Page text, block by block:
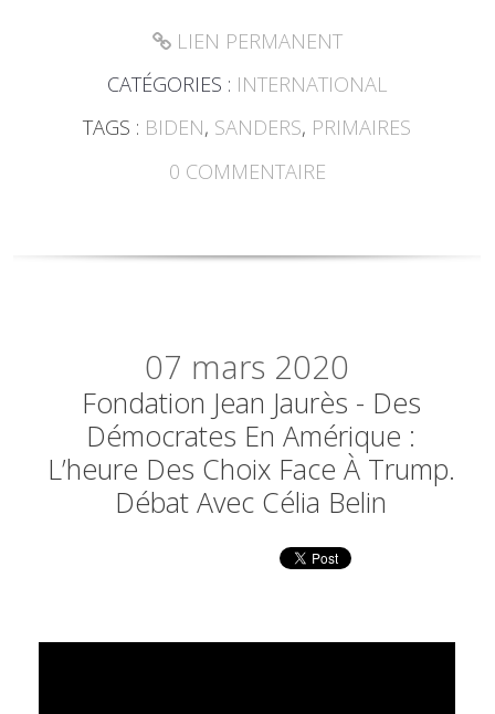
LIEN PERMANENT
CATÉGORIES : INTERNATIONAL
TAGS : BIDEN, SANDERS, PRIMAIRES
0 COMMENTAIRE
07 mars 2020
Fondation Jean Jaurès - Des
Démocrates En Amérique :
L’heure Des Choix Face À Trump.
Débat Avec Célia Belin